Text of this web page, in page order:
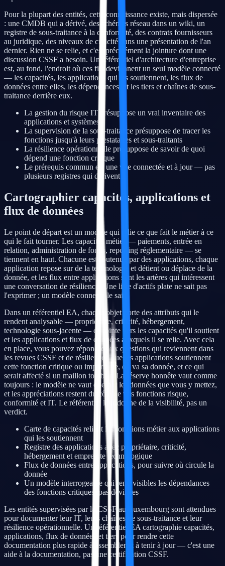
Pour la plupart des entités, cette connaissance existe, mais dispersée
: une CMDB qui a dérivé, des schémas réseau dans un wiki, un
registre de sous-traitance à la conformité, des contrats fournisseurs
au juridique, des niveaux de criticité dans une présentation de l'an
dernier. Rien ne se relie, et c'est précisément la jointure dont une
discussion CSSF a besoin. Un référentiel d'architecture d'entreprise
est, au fond, l'endroit où ces fils deviennent un seul modèle connecté
— les capacités, les applications qui les soutiennent, les flux de
données entre elles, les dépendances, et les tiers et chaînes de sous-
traitance derrière eux.
La gestion du risque IT présuppose un vrai inventaire des
applications et systèmes
La supervision de la sous-traitance présuppose de tracer les
fonctions jusqu'à leurs prestataires et sous-traitants
La résilience opérationnelle présuppose de savoir de quoi
dépend une fonction critique
Le prérequis commun est une vue connectée et à jour — pas
plusieurs registres qui dérivent
Cartographier capacités, applications et
flux de données
Le point de départ est un modèle qui relie ce que fait le métier à ce
qui le fait tourner. Les capacités métier — paiements, entrée en
relation, administration de fonds, reporting réglementaire — se
tiennent en haut. Chacune est soutenue par des applications, chaque
application repose sur de la technologie et détient ou déplace de la
donnée, et les flux entre applications sont les artères qui intéressent
une conversation de résilience. Une liste d'actifs plate ne sait pas
l'exprimer ; un modèle connecté le sait.
Dans un référentiel EA, chaque objet porte des attributs qui le
rendent analysable — propriétaire, criticité, hébergement,
technologie sous-jacente — et pointe vers les capacités qu'il soutient
et les applications et flux de données auxquels il se relie. Avec cela
en place, vous pouvez répondre aux questions qui reviennent dans
les revues CSSF et de résilience : quelles applications soutiennent
cette fonction critique ou importante, où va sa donnée, et ce qui
serait affecté si un maillon tombait. La réserve honnête vaut comme
toujours : le modèle ne vaut que par les données que vous y mettez,
et les appréciations restent du côté de vos fonctions risque,
conformité et IT. Le référentiel leur donne de la visibilité, pas un
verdict.
Carte de capacités reliant les fonctions métier aux applications
qui les soutiennent
Registre des applications avec propriétaire, criticité,
hébergement et empreinte technologique
Flux de données entre applications, pour suivre où circule la
donnée
Un modèle interrogeable qui rend visibles les dépendances
des fonctions critiques, pas devinées
Les entités supervisées par la CSSF au Luxembourg sont attendues
pour documenter leur IT, leurs chaînes de sous-traitance et leur
résilience opérationnelle. Un référentiel EA cartographie capacités,
applications, flux de données et tiers pour rendre cette
documentation plus rapide à assembler et à tenir à jour — c'est une
aide à la documentation, pas une certification CSSF.